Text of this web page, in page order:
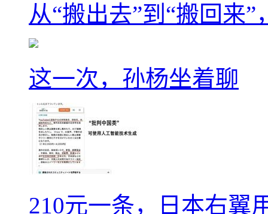
从“搬出去”到“搬回来
这一次，孙杨坐着聊
210元一条，日本右翼